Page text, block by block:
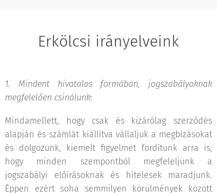
Erkölcsi irányelveink
1. Mindent hivatalos formában, jogszabályoknak
megfelelően csinálunk:
Mindamellett, hogy csak és kizárólag szerződés
alapján és számlát kiállítva vállaljuk a megbízásokat
és dolgozunk, kiemelt figyelmet fordítunk arra is,
hogy minden szempontból megfeleljünk a
jogszabályi előírásoknak és hitelesek maradjunk.
Éppen ezért soha semmilyen körülmények között